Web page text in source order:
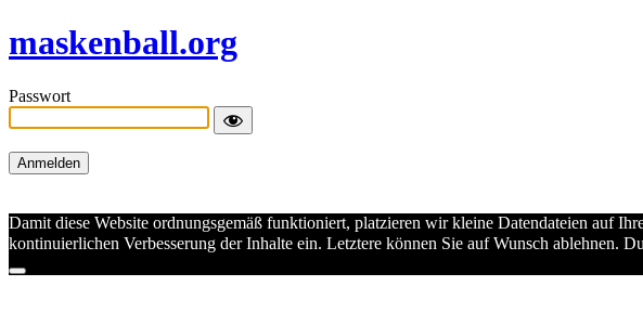
maskenball.org
Passwort
Damit diese Website ordnungsgemäß funktioniert, platzieren wir kleine Datendateien auf
kontinuierlichen Verbesserung der Inhalte ein. Letztere können Sie auf Wunsch ablehnen.